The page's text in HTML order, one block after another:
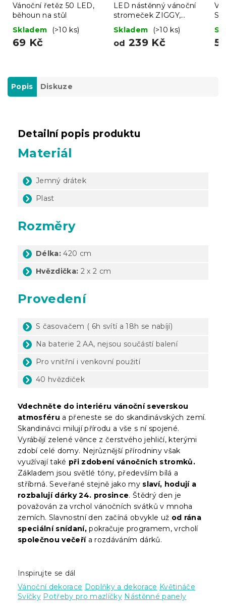
Vánoční řetěz 50 LED,
běhoun na stůl
Skladem
(>10 ks)
69 Kč
LED nástěnný vánoční
stromeček ZIGGY,
hnědý - více velikostí
Skladem (>10 ks)
od 239 Kč
Popis Diskuze
Detailní popis produktu
Materiál
Jemný drátek
Plast
Rozměry
Délka: 420 cm
Hvězdička: 2 x 2 cm
Provedení
S časovačem ( 6h svítí a 18h se nabíjí)
Na baterie 2 AA, nejsou součástí balení
Pro vnitřní i venkovní použití
40 hvězdiček
Vdechněte do interiéru vánoční severskou
atmosféru a přeneste se do skandinávských zemí.
Skandinávci milují přírodu a vše s ní spojené.
Vyrábějí zelené věnce z čerstvého jehličí, kterými
zdobí celé domy. Nejrůznější přírodniny však
využívají také při zdobení vánočních stromků.
Základem jsou světlé tóny, především bílá a
stříbrná. Seveřané stejně jako my slaví, hodují a
rozbalují dárky 24. prosince. Štědrý den je
považován za vrchol vánočních svátků v mnoha
zemích. Slavnostní den začíná obvykle už od rána
speciální snídaní, pokračuje programem, vrcholí
společnou večeřía rozdáváním dárků.
Inspirujte se dál
Vánoční dekorace Doplňky a dekorace Květináče
Svíčky Potřeby pro mazlíčky Nástěnné panely